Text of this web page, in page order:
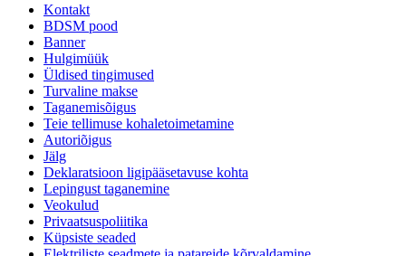
Kontakt
BDSM pood
Banner
Hulgimüük
Üldised tingimused
Turvaline makse
Taganemisõigus
Teie tellimuse kohaletoimetamine
Autoriõigus
Jälg
Deklaratsioon ligipääsetavuse kohta
Lepingust taganemine
Veokulud
Privaatsuspoliitika
Küpsiste seaded